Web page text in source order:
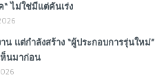
“ ไม่ใช่มีแต่คันเร่ง
น แต่กำลังสร้าง “ผู้ประกอบการรุ่นใหม่”
ห็นมาก่อน